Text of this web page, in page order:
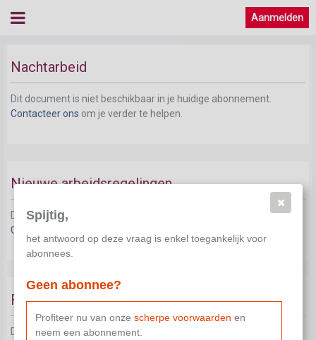
Aanmelden
Nachtarbeid
Dit document is niet beschikbaar in je huidige abonnement.
Contacteer ons om je verder te helpen.
Nieuwe arbeidsregelingen
Dit document is niet beschikbaar in je huidige abonnement.
Contacteer ons
Flexibiliteit (20 bis)
Dit document is niet beschikbaar in je huidige abonnement.
Spijtig,
het antwoord op deze vraag is enkel toegankelijk voor
abonnees.
Geen abonnee?
Profiteer nu van onze scherpe voorwaarden en
neem een abonnement.